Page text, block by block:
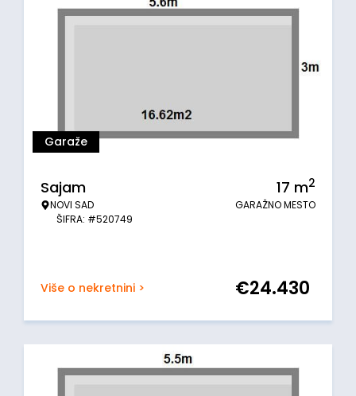
Garaže
Sajam
NOVI SAD
ŠIFRA: #520749
17 m2
GARAŽNO MESTO
Više o nekretnini > €24.430